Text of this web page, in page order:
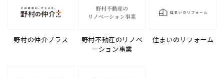
野村の仲介プラス
野村不動産のリノベ
ーション事業
住まいのリフォーム